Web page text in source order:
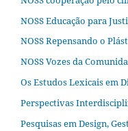
NOSS Educação para
NOSS Repensando o
NOSS Vozes da
Os Estudos Lexicais em
Perspectivas
Pesquisas em Design,